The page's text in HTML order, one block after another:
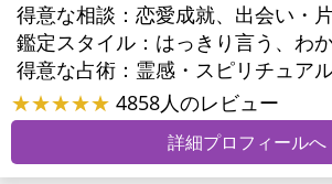
得意な相談：
鑑定スタイル：
得意な占術：
★★★★★ 4858人のレビュー
詳細プロフィールへ